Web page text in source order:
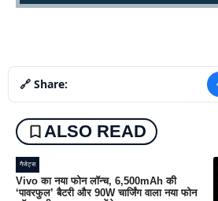
🔗 Share:
ALSO READ
गैजेट्स
Vivo का नया फोन लॉन्च, 6,500mAh की
‘पावरफुल’ बैटरी और 90W चार्जिंग वाला नया फोन